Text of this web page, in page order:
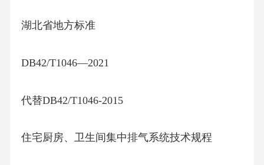
湖北省地方标准
DB42/T1046—2021
代替DB42/T1046-2015
住宅厨房、卫生间集中排气系统技术规程